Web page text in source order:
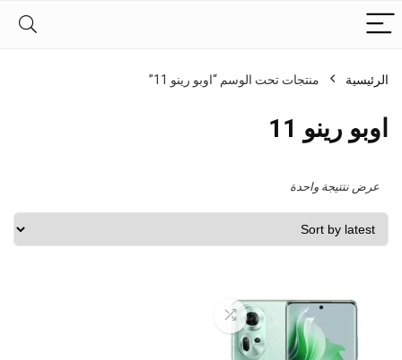
الرئيسية منتجات تحت الوسم “اوبو رينو 11”
اوبو رينو 11
عرض نتتيجة واحدة